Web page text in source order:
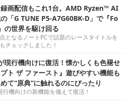
画配信もこれ1台。AMD Ryzen™ AI
「G TUNE P5-A7G60BK-D」で『Fo
世界を駆け回る
となるノートPCで話題のレースタイトルを
チェックしました！
現行機向けに復活！懐かしくも色褪せ
ト ザ ファースト』遊びやすい機能も
て“原典”に触れるのにぴったり
機向けの新機能を備えて復活！